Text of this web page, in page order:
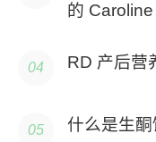
的
RD 产后营
什么是生